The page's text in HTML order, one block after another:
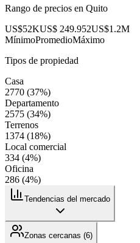
Rango de precios en Quito
US$52KUS$ 249.952US$1.2M
MínimoPromedioMáximo
Tipos de propiedad
Casa
2770 (37%)
Departamento
2575 (34%)
Terrenos
1374 (18%)
Local comercial
334 (4%)
Oficina
286 (4%)
Tendencias del mercado
Zonas cercanas (6)